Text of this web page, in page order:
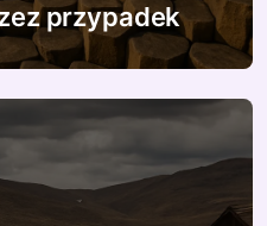
przypadek